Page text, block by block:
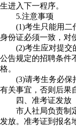
生进入下一程序。
5.注意事项
(1)考生只能用二代
身份证必须一致，对
(2)考生应对提交
公告规定的招聘条件
格。
(3)请考生务必保持
有关事宜，否则后果
四、准考证发放
市人社局负责制定
发放。准考证到报名